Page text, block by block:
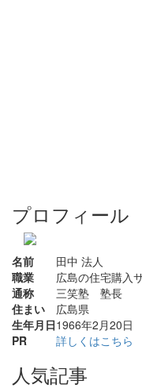
プロフィール
名前
田中 法人
職業
広島の住宅購入
通称
三笑塾 塾長
住まい
広島県
生年月日1966年2月20日
PR
詳しくはこちら
人気記事